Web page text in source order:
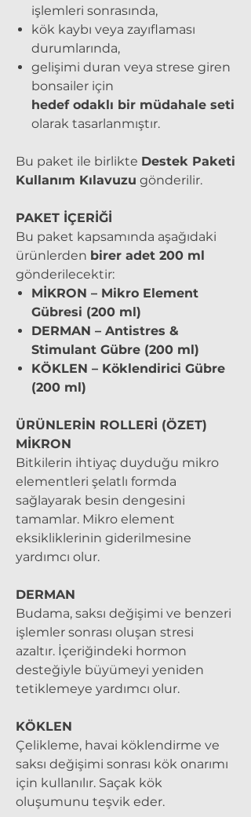
işlemleri sonrasında,
kök kaybı veya zayıflaması
durumlarında,
gelişimi duran veya strese giren
bonsailer için
hedef odaklı bir müdahale seti
olarak tasarlanmıştır.
Bu paket ile birlikte Destek Paketi
Kullanım Kılavuzu gönderilir.
PAKET İÇERİĞİ
Bu paket kapsamında aşağıdaki
ürünlerden birer adet 200 ml
gönderilecektir:
MİKRON – Mikro Element
Gübresi (200 ml)
DERMAN – Antistres &
Stimulant Gübre (200 ml)
KÖKLEN – Köklendirici Gübre
(200 ml)
ÜRÜNLERİN ROLLERİ (ÖZET)
MİKRON
Bitkilerin ihtiyaç duyduğu mikro
elementleri şelatlı formda
sağlayarak besin dengesini
tamamlar. Mikro element
eksikliklerinin giderilmesine
yardımcı olur.
DERMAN
Budama, saksı değişimi ve benzeri
işlemler sonrası oluşan stresi
azaltır. İçeriğindeki hormon
desteğiyle büyümeyi yeniden
tetiklemeye yardımcı olur.
KÖKLEN
Çelikleme, havai köklendirme ve
saksı değişimi sonrası kök onarımı
için kullanılır. Saçak kök
oluşumunu teşvik eder.